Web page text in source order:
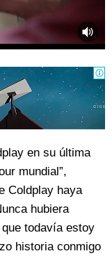
en su última
mundial”,
Coldplay haya
hubiera
todavía estoy
historia conmigo